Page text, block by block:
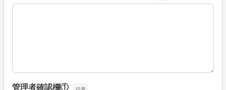
■そのほか、病院なびの改善すべき点や要望などがござい
管理者確認欄①